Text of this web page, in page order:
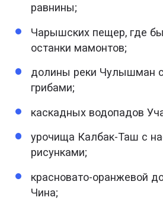
равнины;
Чарышских пещер, где
останки мамонтов;
долины реки Чулышман
грибами;
каскадных водопадов
урочища Калбак-Таш с
рисунками;
красновато-оранжевой
Чина;